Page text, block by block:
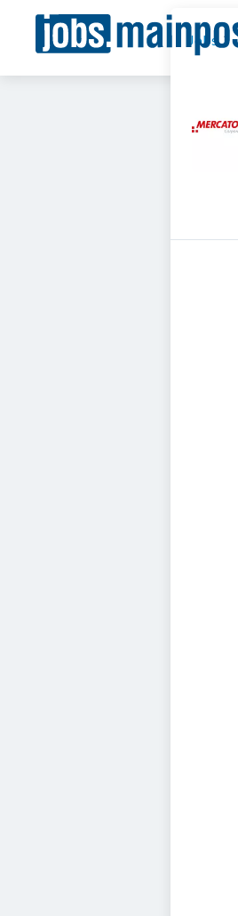
Jobs